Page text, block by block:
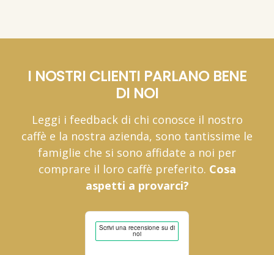
I NOSTRI CLIENTI PARLANO BENE
DI NOI
Leggi i feedback di chi conosce il nostro
caffè e la nostra azienda, sono tantissime le
famiglie che si sono affidate a noi per
comprare il loro caffè preferito. Cosa
aspetti a provarci?